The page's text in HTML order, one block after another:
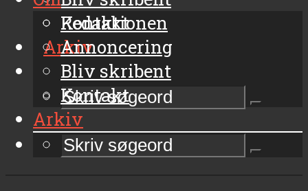
Kontakt
Arkiv
Redaktionen
Annoncering
Bliv skribent
Kontakt
Arkiv